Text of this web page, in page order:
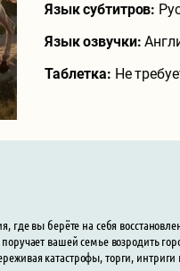
Язык субтитров:
Язык озвучки:
Таблетка: Не
где вы берёте на себя
вашей семье возродить
катастрофы, торги,